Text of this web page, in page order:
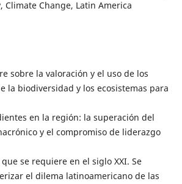
Climate Change, Latin America
sobre la valoración y el uso de los
la biodiversidad y los ecosistemas para
en la región: la superación del
y el compromiso de liderazgo
se requiere en el siglo XXI. Se
el dilema latinoamericano de las